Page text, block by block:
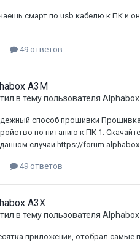
смарт по usb кабелю к ПК и
49 ответов
A3M
в тему пользователя Alphabox
способ прошивки Прошивка
по питанию к ПК 1.
случаи https://
49 ответов
A3X
в тему пользователя Alphabox
приложений, отобрал самые